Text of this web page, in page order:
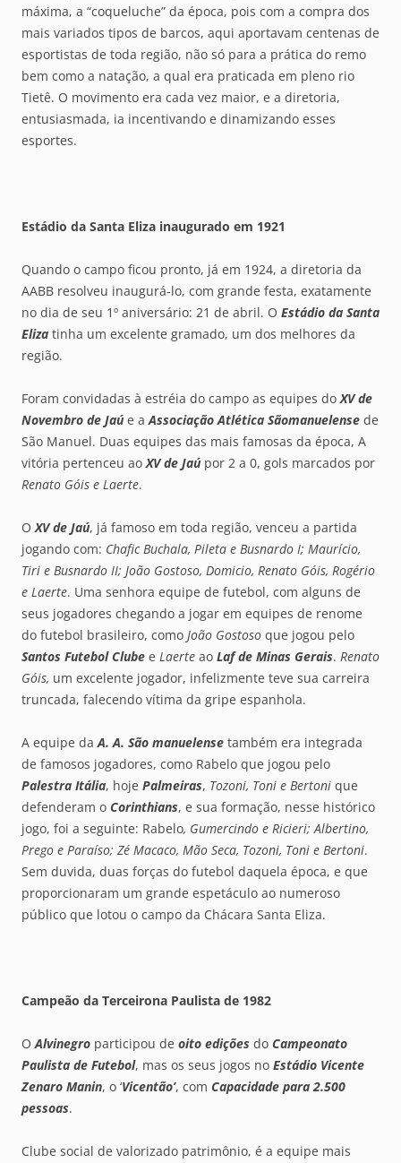
máxima, a “coqueluche” da época, pois com a compra dos
mais variados tipos de barcos, aqui aportavam centenas de
esportistas de toda região, não só para a prática do remo
bem como a natação, a qual era praticada em pleno rio
Tietê. O movimento era cada vez maior, e a diretoria,
entusiasmada, ia incentivando e dinamizando esses
esportes.
Estádio da Santa Eliza inaugurado em 1921
Quando o campo ficou pronto, já em 1924, a diretoria da
AABB resolveu inaugurá-lo, com grande festa, exatamente
no dia de seu 1º aniversário: 21 de abril. O Estádio da Santa
Eliza tinha um excelente gramado, um dos melhores da
região.
Foram convidadas à estréia do campo as equipes doXV de
Novembro de Jaú e aAssociação Atlética Sãomanuelense de
São Manuel. Duas equipes das mais famosas da época, A
vitória pertenceu aoXV de Jaú por 2 a 0, gols marcados por
Renato Góis e Laerte.
OXV de Jaú, já famoso em toda região, venceu a partida
jogando com: Chafic Buchala, Pileta e Busnardo I; Maurício,
Tiri e Busnardo II; João Gostoso, Domicio, Renato Góis, Rogério
e Laerte. Uma senhora equipe de futebol, com alguns de
seus jogadores chegando a jogar em equipes de renome
do futebol brasileiro, como João Gostoso que jogou pelo
Santos Futebol Clube e Laerte ao Laf de Minas Gerais. Renato
Góis, um excelente jogador, infelizmente teve sua carreira
truncada, falecendo vítima da gripe espanhola.
A equipe daA. A. São manuelense também era integrada
de famosos jogadores, como Rabelo que jogou pelo
Palestra Itália, hoje Palmeiras, Tozoni, Toni e Bertoni que
defenderam o Corinthians, e sua formação, nesse histórico
jogo, foi a seguinte: Rabelo, Gumercindo e Ricieri; Albertino,
Prego e Paraíso; Zé Macaco, Mão Seca, Tozoni, Toni e Bertoni.
Sem duvida, duas forças do futebol daquela época, e que
proporcionaram um grande espetáculo ao numeroso
público que lotou o campo da Chácara Santa Eliza.
Campeão da Terceirona Paulista de 1982
OAlvinegro participou de oito edições do Campeonato
Paulista de Futebol, mas os seus jogos no Estádio Vicente
Zenaro Manin, o ‘Vicentão’, com Capacidade para 2.500
pessoas.
Clube social de valorizado patrimônio, é a equipe mais